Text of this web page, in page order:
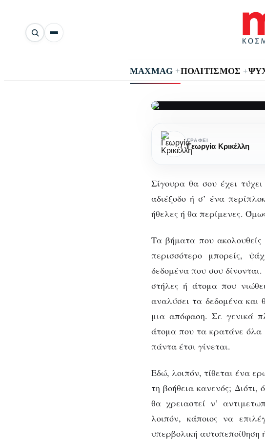
Αναζήτηση
άρθρων
MAXMAG +ΠΟΛΙΤΙΣΜΟΣ +
Εσύ τι
Εσύ
θα
στη
θέση
μου;
ΓΡΆΦΕΙ
Γεωργία Κρικέλλη
Σίγουρα θα σου έχει
αδιέξοδο ή σ’ ένα
ήθελες ή θα περίμενες.
Τα βήματα που
περισσότερο μπορείς,
δεδομένα που σου
στήλες ή άτομα που
αναλύσει τα δεδομένα και
μια απόφαση. Σε γενικά
άτομα που τα κρατάνε όλα
πάντα έτσι γίνεται.
Εδώ, λοιπόν, τίθεται ένα
τη βοήθεια κανενός;
θα χρειαστεί ν’
λοιπόν, κάποιος να
υπερβολική αυτοπεποίθηση